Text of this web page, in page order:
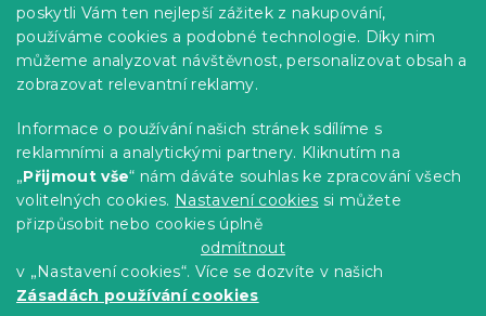
poskytli Vám ten nejlepší zážitek z nakupování,
používáme cookies a podobné technologie. Díky nim
můžeme analyzovat návštěvnost, personalizovat obsah a
zobrazovat relevantní reklamy.
Informace o používání našich stránek sdílíme s
reklamními a analytickými partnery. Kliknutím na
„Přijmout vše“ nám dáváte souhlas ke zpracování všech
volitelných cookies. Nastavení cookies si můžete
přizpůsobit nebo cookies úplně
odmítnout
v „Nastavení cookies“. Více se dozvíte v našich
Zásadách používání cookies
Kariéra
Poptávky a B2B spolupráce
Proč se u nás registrovat?
Věrnostní program - Sleva až 10 %
Návody
Tabulky velikostí
Blog